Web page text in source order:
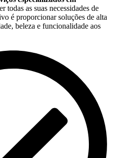
todas as suas necessidades de
é proporcionar soluções de alta
beleza e funcionalidade aos